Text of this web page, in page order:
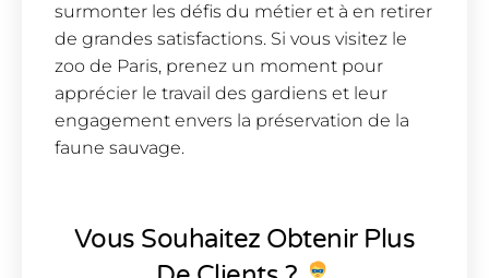
surmonter les défis du métier et à en retirer
de grandes satisfactions. Si vous visitez le
zoo de Paris, prenez un moment pour
apprécier le travail des gardiens et leur
engagement envers la préservation de la
faune sauvage.
Vous Souhaitez Obtenir Plus